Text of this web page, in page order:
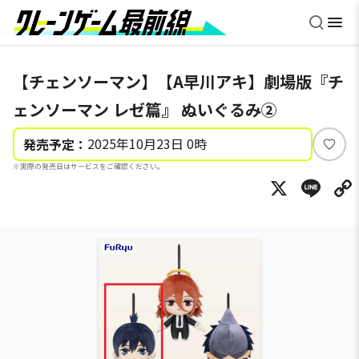
【チェンソーマン】【A早川アキ】劇場版『チ
ェンソーマン レゼ篇』 ぬいぐるみ②
発売予定： 2025年10月23日 0時
※実際の発売日はサービスをご確認ください。
い
ね
X